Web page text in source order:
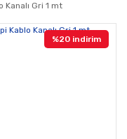
Gri 1 mt
%20 indirim